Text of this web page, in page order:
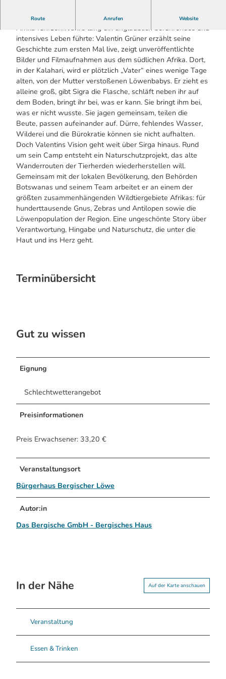
Route Anrufen Website
Von einem, der auszog, Wildhüter zu werden – und in
Afrika fünfzehn Jahre lang ein unglaublich berührendes und
intensives Leben führte: Valentin Grüner erzählt seine
Geschichte zum ersten Mal live, zeigt unveröffentlichte
Bilder und Filmaufnahmen aus dem südlichen Afrika. Dort,
in der Kalahari, wird er plötzlich „Vater“ eines wenige Tage
alten, von der Mutter verstoßenen Löwenbabys. Er zieht es
alleine groß, gibt Sigra die Flasche, schläft neben ihr auf
dem Boden, bringt ihr bei, was er kann. Sie bringt ihm bei,
was er nicht wusste. Sie jagen gemeinsam, teilen die
Beute, passen aufeinander auf. Dürre, fehlendes Wasser,
Wilderei und die Bürokratie können sie nicht aufhalten.
Doch Valentins Vision geht weit über Sirga hinaus. Rund
um sein Camp entsteht ein Naturschutzprojekt, das alte
Wanderrouten der Tierherden wiederherstellen will.
Gemeinsam mit der lokalen Bevölkerung, den Behörden
Botswanas und seinem Team arbeitet er an einem der
größten zusammenhängenden Wildtiergebiete Afrikas: für
hunderttausende Gnus, Zebras und Antilopen sowie die
Löwenpopulation der Region. Eine ungeschönte Story über
Verantwortung, Hingabe und Naturschutz, die unter die
Haut und ins Herz geht.
Terminübersicht
Gut zu wissen
Eignung
Schlechtwetterangebot
Preisinformationen
Preis Erwachsener: 33,20 €
Veranstaltungsort
Bürgerhaus Bergischer Löwe
Autor:in
Das Bergische GmbH - Bergisches Haus
In der Nähe Auf der Karte anschauen
Veranstaltung
Essen & Trinken